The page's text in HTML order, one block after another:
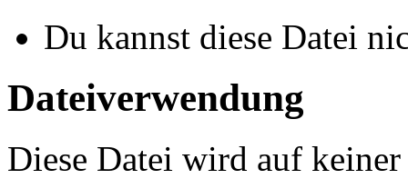
Du kannst diese Datei
Dateiverwendung
Diese Datei wird auf